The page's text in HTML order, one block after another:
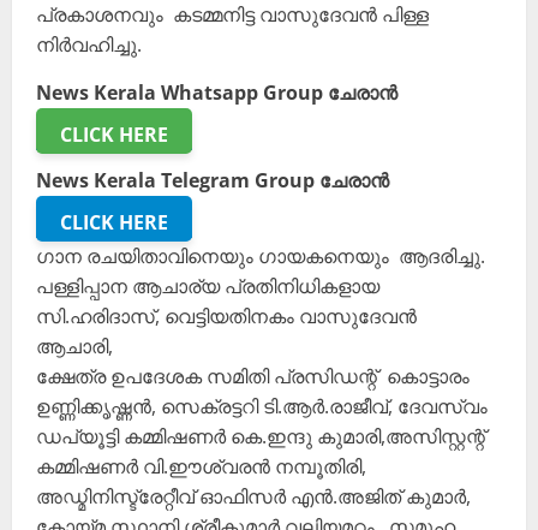
പ്രകാശനവും കടമ്മനിട്ട വാസുദേവൻ പിള്ള
നിർവഹിച്ചു.
News Kerala Whatsapp Group ചേരാൻ
CLICK HERE
News Kerala Telegram Group ചേരാൻ
CLICK HERE
ഗാന രചയിതാവിനെയും ഗായകനെയും ആദരിച്ചു.
പള്ളിപ്പാന ആചാര്യ പ്രതിനിധികളായ
സി.ഹരിദാസ്, വെട്ടിയതിനകം വാസുദേവൻ
ആചാരി,
ക്ഷേത്ര ഉപദേശക സമിതി പ്രസിഡന്റ് കൊട്ടാരം
ഉണ്ണിക്കൃഷ്ണൻ, സെക്രട്ടറി ടി.ആർ.രാജീവ്, ദേവസ്വം
‍‍ഡപ്യൂട്ടി കമ്മിഷണർ കെ.ഇന്ദു കുമാരി,അസിസ്റ്റന്റ്
കമ്മിഷണർ വി.ഈശ്വരൻ നമ്പൂതിരി,
അഡ്മിനിസ്ട്രേറ്റീവ് ഓഫിസർ എൻ.അജിത് കുമാർ,